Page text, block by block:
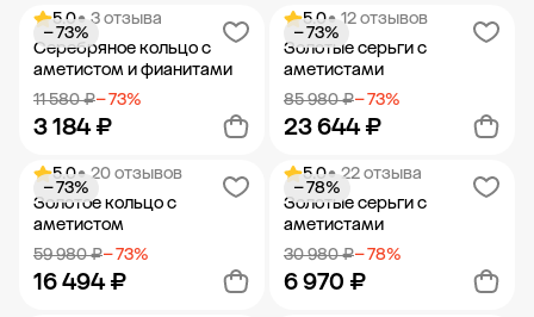
Добавить в корзину Добавить в корзину
5.0• 3 отзыва
Серебряное кольцо с
аметистом и фианитами
11 580 ₽− 73%
3 184 ₽
− 73%
Добавить в корзину
5.0• 12 отзывов
Золотые серьги с
аметистами
85 980 ₽− 73%
23 644 ₽
− 73%
Добавить в корзину
5.0• 20 отзывов
Золотое кольцо с
аметистом
59 980 ₽− 73%
16 494 ₽
− 73%
5.0• 22 отзыва
Золотые серьги с
аметистами
30 980 ₽− 78%
6 970 ₽
− 78%